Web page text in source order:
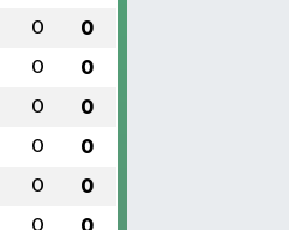
0 0
0 0
0 0
0 0
0 0
0 0